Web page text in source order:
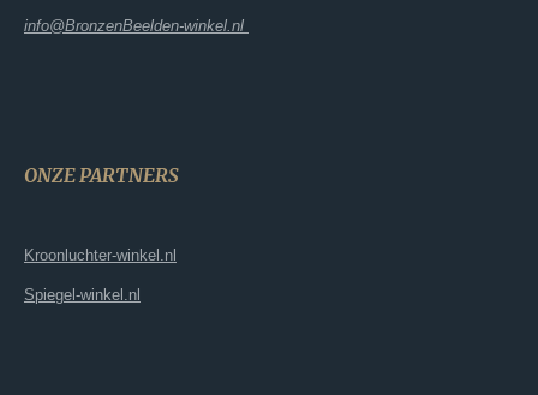
info@BronzenBeelden-winkel.nl
ONZE PARTNERS
Kroonluchter-winkel.nl
Spiegel-winkel.nl